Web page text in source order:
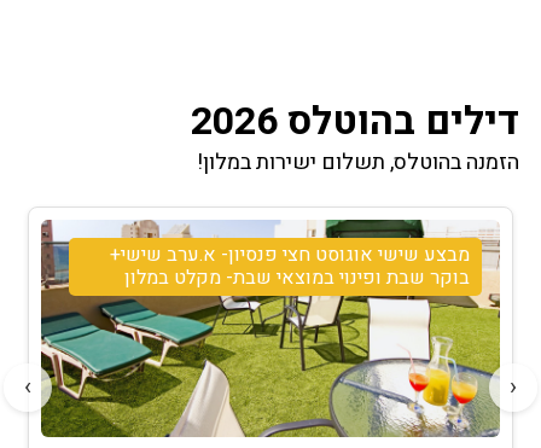
דילים בהוטלס 2026
הזמנה בהוטלס, תשלום ישירות במלון!
מבצע שישי אוגוסט חצי פנסיון- א.ערב שישי+
בוקר שבת ופינוי במוצאי שבת- מקלט במלון
‹
›